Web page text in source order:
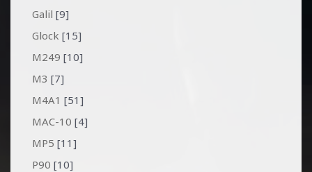
Galil [9]
Glock [15]
M249 [10]
M3 [7]
M4A1 [51]
MAC-10 [4]
MP5 [11]
P90 [10]